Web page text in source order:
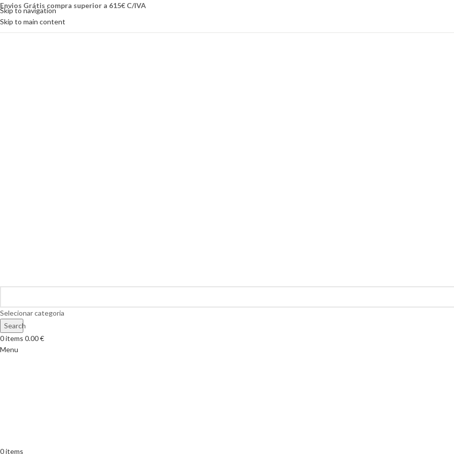
Skip to navigation
Skip to main content
Envios Grátis compra superior a 615€ C/IVA
Selecionar categoria
Search
0items 0.00€
Menu
0items